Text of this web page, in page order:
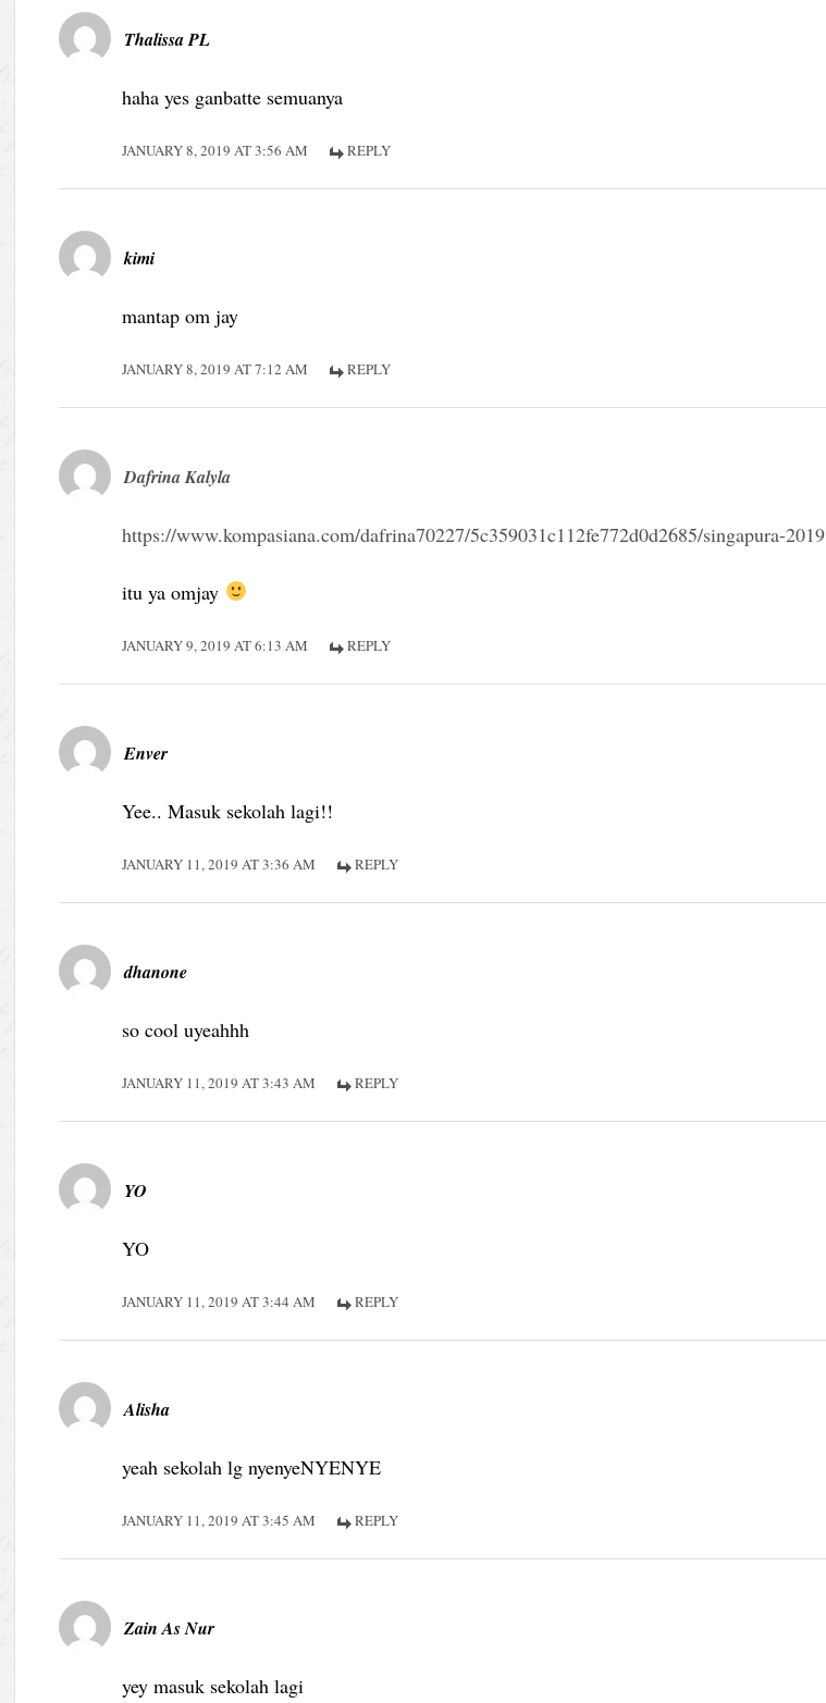
Thalissa PL
haha yes ganbatte semuanya
JANUARY 8, 2019 AT 3:56 AM REPLY
kimi
mantap om jay
JANUARY 8, 2019 AT 7:12 AM REPLY
Dafrina Kalyla
https://www.kompasiana.com/dafrina70227/5c359031c112fe772d0d2685/singapura-2019
itu ya omjay
JANUARY 9, 2019 AT 6:13 AM REPLY
Enver
Yee.. Masuk sekolah lagi!!
JANUARY 11, 2019 AT 3:36 AM REPLY
dhanone
so cool uyeahhh
JANUARY 11, 2019 AT 3:43 AM REPLY
YO
YO
JANUARY 11, 2019 AT 3:44 AM REPLY
Alisha
yeah sekolah lg nyenyeNYENYE
JANUARY 11, 2019 AT 3:45 AM REPLY
Zain As Nur
yey masuk sekolah lagi